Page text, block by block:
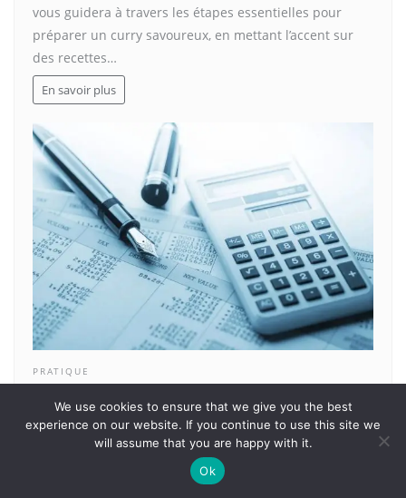
vous guidera à travers les étapes essentielles pour
préparer un curry savoureux, en mettant l’accent sur
des recettes…
En savoir plus
PRATIQUE
comptabilité et de gestion
Un diplôme avancé en comptabilité et gestion peut
We use cookies to ensure that we give you the best
experience on our website. If you continue to use this site we
will assume that you are happy with it.
Ok